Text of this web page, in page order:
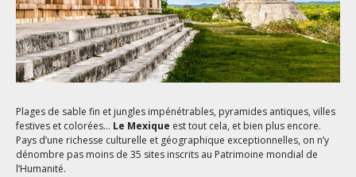
Plages de sable fin et jungles impénétrables, pyramides antiques, villes
festives et colorées… Le Mexique est tout cela, et bien plus encore.
Pays d’une richesse culturelle et géographique exceptionnelles, on n’y
dénombre pas moins de 35 sites inscrits au Patrimoine mondial de
l’Humanité.